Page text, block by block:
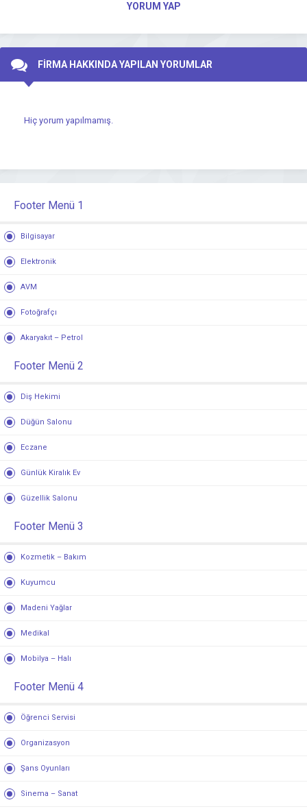
YORUM YAP
FİRMA HAKKINDA YAPILAN YORUMLAR
Hiç yorum yapılmamış.
Footer Menü 1
Bilgisayar
Elektronik
AVM
Fotoğrafçı
Akaryakıt – Petrol
Footer Menü 2
Diş Hekimi
Düğün Salonu
Eczane
Günlük Kiralık Ev
Güzellik Salonu
Footer Menü 3
Kozmetik – Bakım
Kuyumcu
Madeni Yağlar
Medikal
Mobilya – Halı
Footer Menü 4
Öğrenci Servisi
Organizasyon
Şans Oyunları
Sinema – Sanat